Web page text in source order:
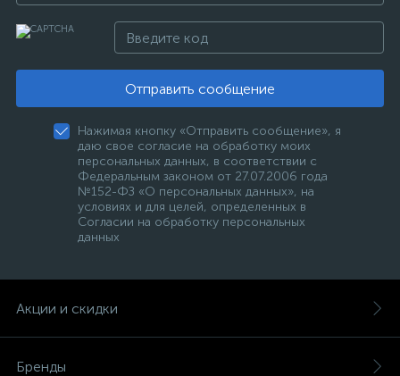
Отправить сообщение
Нажимая кнопку «Отправить сообщение», я
даю свое согласие на обработку моих
персональных данных, в соответствии с
Федеральным законом от 27.07.2006 года
№152-ФЗ «О персональных данных», на
условиях и для целей, определенных в
Согласии на обработку персональных
данных
Акции и скидки
Бренды